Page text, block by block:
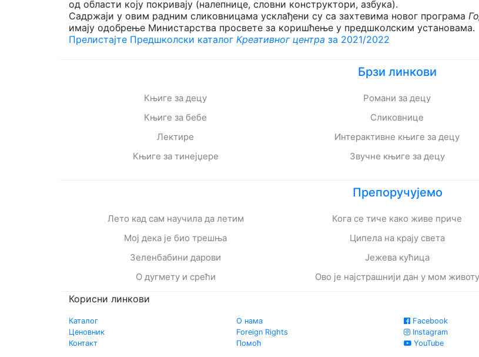
од области коју покривају (налепнице, словни конструктори, азбука).
Садржаји у овим радним сликовницама усклађени су са захтевима новог програма
имају одобрење Министарства просвете за коришћење у предшколским установама.
Прелистајте Предшколски каталог Креативног центра за 2021/2022
Брзи линкови
Књиге за децу
Књиге за бебе
Лектире
Књиге за тинејџере
Романи за децу
Сликовнице
Интерактивне књиге за децу
Звучне књиге за децу
Препоручујемо
Лето кад сам научила да летим
Мој дека је био трешња
Зеленбабини дарови
О дугмету и срећи
Кога се тиче како живе приче
Ципела на крају света
Јежева кућица
Ово је најстрашнији дан у мом животу
Корисни линкови
Каталог
Ценовник
Контакт
О нама
Foreign Rights
Помоћ
Facebook
Instagram
YouTube